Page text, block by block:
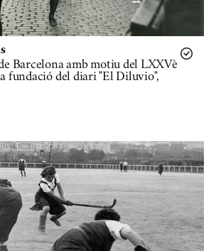
Barcelona amb motiu del LXXVè
fundació del diari "El Diluvio",